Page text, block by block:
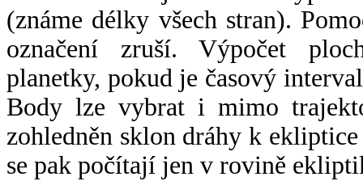
(známe délky všech stran).
označení zruší. Výpočet
planetky, pokud je časový
Body lze vybrat i mimo
zohledněn sklon dráhy k
se pak počítají jen v rovině